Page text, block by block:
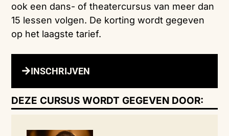
ook een dans- of theatercursus van meer dan
15 lessen volgen. De korting wordt gegeven
op het laagste tarief.
INSCHRIJVEN
DEZE CURSUS WORDT GEGEVEN DOOR: